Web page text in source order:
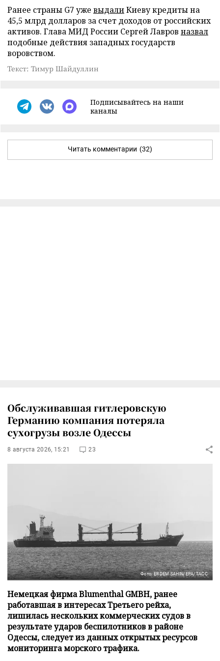
Ранее страны G7 уже выдалиКиеву кредиты на
45,5 млрд долларов за счет доходов от российских
активов. Глава МИД России Сергей Лавров назвал
подобные действия западных государств
воровством.
Текст: Тимур Шайдуллин
Подписывайтесь на наши
каналы
Читать комментарии (32)
Обслуживавшая гитлеровскую
Германию компания потеряла
сухогрузы возле Одессы
8 августа 2026, 15:21 23
Фото: ERDEM SAHIN/EPA/ТАСС
Немецкая фирма Blumenthal GMBH, ранее
работавшая в интересах Третьего рейха,
лишилась нескольких коммерческих судов в
результате ударов беспилотников в районе
Одессы, следует из данных открытых ресурсов
мониторинга морского трафика.